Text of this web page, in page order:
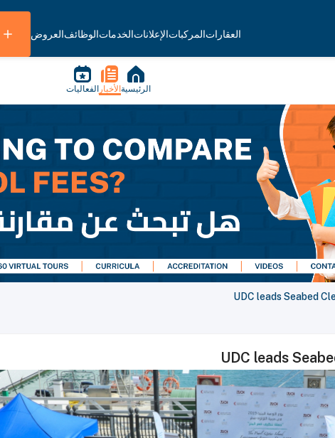
العقاراتالمركباتالإعلاناتالخدماتالوظائفالعروض
الرئيسية الأخبار الفعاليات
UDC leads Seabed
UDC leads